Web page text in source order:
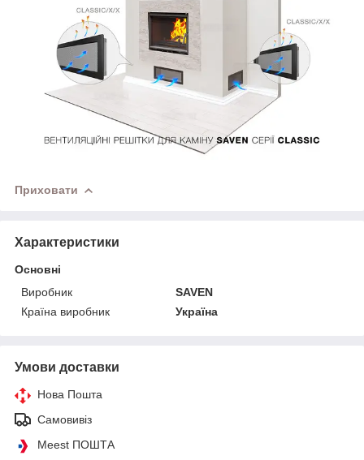
Приховати
Характеристики
Основні
Виробник
SAVEN
Країна виробник
Україна
Умови доставки
Нова Пошта
Самовивіз
Meest ПОШТА